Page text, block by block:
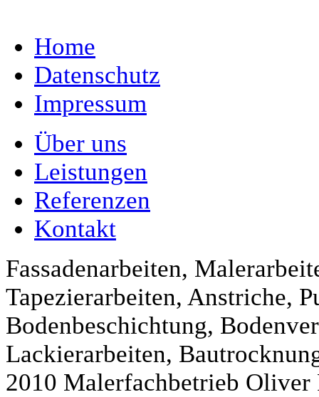
Home
Datenschutz
Impressum
Über uns
Leistungen
Referenzen
Kontakt
Fassadenarbeiten,
Tapezierarbeiten, Anstriche,
Bodenbeschichtung,
Lackierarbeiten,
2010 Malerfachbetrieb